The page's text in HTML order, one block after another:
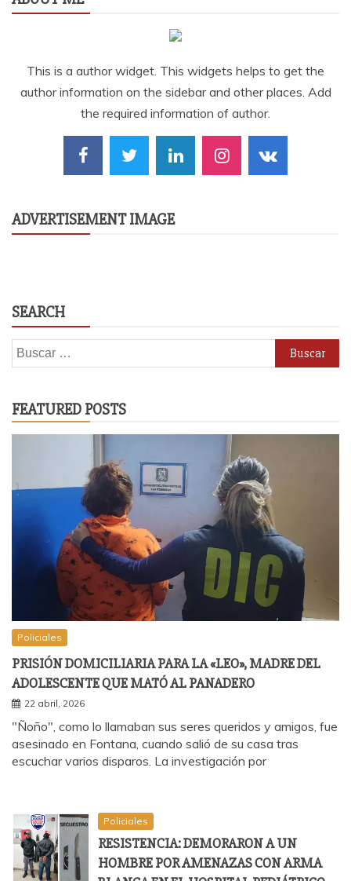
This is a author widget. This widgets helps to get the
author information on the sidebar and other places. Add
the required information of author.
ADVERTISEMENT IMAGE
SEARCH
Buscar:
FEATURED POSTS
Policiales
PRISIÓN DOMICILIARIA PARA LA «LEO», MADRE DEL
ADOLESCENTE QUE MATÓ AL PANADERO
22 abril, 2026
"Ñoño", como lo llamaban sus seres queridos y amigos, fue
asesinado en Fontana, cuando salió de su casa tras
escuchar varios disparos. La investigación por
Policiales
RESISTENCIA: DEMORARON A UN
HOMBRE POR AMENAZAS CON ARMA